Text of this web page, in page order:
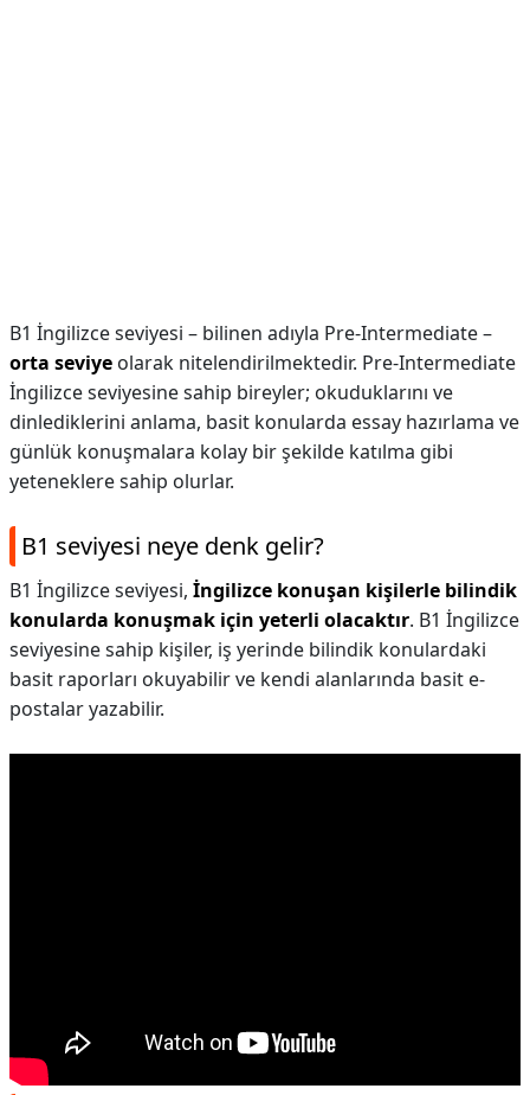
B1 İngilizce seviyesi – bilinen adıyla Pre-Intermediate –
orta seviye olarak nitelendirilmektedir. Pre-Intermediate
İngilizce seviyesine sahip bireyler; okuduklarını ve
dinlediklerini anlama, basit konularda essay hazırlama ve
günlük konuşmalara kolay bir şekilde katılma gibi
yeteneklere sahip olurlar.
B1 seviyesi neye denk gelir?
B1 İngilizce seviyesi, İngilizce konuşan kişilerle bilindik
konularda konuşmak için yeterli olacaktır. B1 İngilizce
seviyesine sahip kişiler, iş yerinde bilindik konulardaki
basit raporları okuyabilir ve kendi alanlarında basit e-
postalar yazabilir.